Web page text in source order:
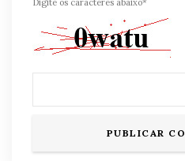
Digite os caracteres abaixo*